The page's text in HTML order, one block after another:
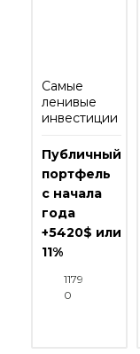
Самые
ленивые
инвестиции
Публичный
портфель
с начала
года
+5420$ или
11%
1179
0